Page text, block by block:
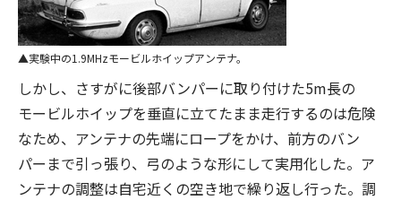
実験中の1.9MHzモービルホイップアンテナ。
しかし、さすがに後部バンパーに取り付けた5m長の
モービルホイップを垂直に立てたまま走行するのは危険
なため、アンテナの先端にロープをかけ、前方のバン
パーまで引っ張り、弓のような形にして実用化した。ア
ンテナの調整は自宅近くの空き地で繰り返し行った。調